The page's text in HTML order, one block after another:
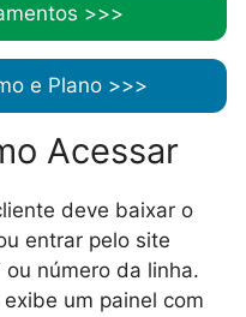
>>>
e Plano >>>
Acessar
deve baixar o
entrar pelo site
número da linha.
um painel com